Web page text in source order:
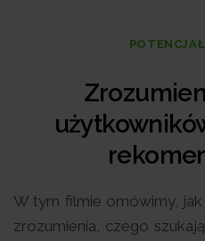
W tym filmie omówimy,
zrozumienia, czego